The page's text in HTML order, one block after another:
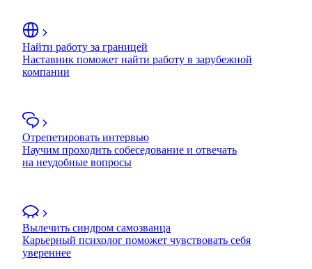
Найти работу за границей
Наставник поможет найти работу в зарубежной
компании
Отрепетировать интервью
Научим проходить собеседование и отвечать
на неудобные вопросы
Вылечить синдром самозванца
Карьерный психолог поможет чувствовать себя
увереннее